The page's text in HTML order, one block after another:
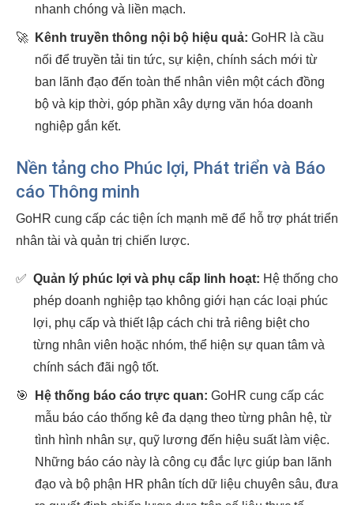
nhanh chóng và liền mạch.
🚀 Kênh truyền thông nội bộ hiệu quả: GoHR là cầu
nối để truyền tải tin tức, sự kiện, chính sách mới từ
ban lãnh đạo đến toàn thể nhân viên một cách đồng
bộ và kịp thời, góp phần xây dựng văn hóa doanh
nghiệp gắn kết.
Nền tảng cho Phúc lợi, Phát triển và Báo
cáo Thông minh
GoHR cung cấp các tiện ích mạnh mẽ để hỗ trợ phát triển
nhân tài và quản trị chiến lược.
✅ Quản lý phúc lợi và phụ cấp linh hoạt: Hệ thống cho
phép doanh nghiệp tạo không giới hạn các loại phúc
lợi, phụ cấp và thiết lập cách chi trả riêng biệt cho
từng nhân viên hoặc nhóm, thể hiện sự quan tâm và
chính sách đãi ngộ tốt.
🎯 Hệ thống báo cáo trực quan: GoHR cung cấp các
mẫu báo cáo thống kê đa dạng theo từng phân hệ, từ
tình hình nhân sự, quỹ lương đến hiệu suất làm việc.
Những báo cáo này là công cụ đắc lực giúp ban lãnh
đạo và bộ phận HR phân tích dữ liệu chuyên sâu, đưa